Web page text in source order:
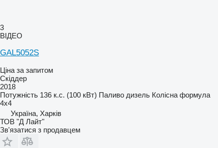
3
ВІДЕО
GAL5052S
Ціна за запитом
Скіддер
2018
Потужність 136 к.с. (100 кВт) Паливо дизель Колісна формула
4x4
Україна, Харків
ТОВ "Д Лайт"
Зв'язатися з продавцем